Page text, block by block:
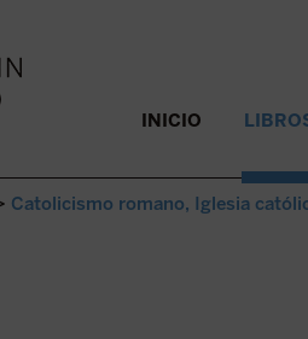
INICIO
Catolicismo romano, Iglesia